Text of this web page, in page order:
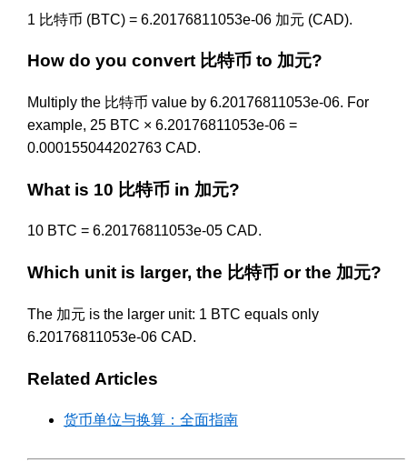
1 比特币 (BTC) = 6.20176811053e-06 加元 (CAD).
How do you convert 比特币 to 加元?
Multiply the 比特币 value by 6.20176811053e-06. For
example, 25 BTC × 6.20176811053e-06 =
0.000155044202763 CAD.
What is 10 比特币 in 加元?
10 BTC = 6.20176811053e-05 CAD.
Which unit is larger, the 比特币 or the 加元?
The 加元 is the larger unit: 1 BTC equals only
6.20176811053e-06 CAD.
Related Articles
货币单位与换算：全面指南